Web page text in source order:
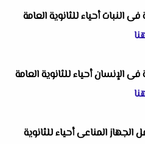
النبات أحياء للثانوية العامة
الإنسان أحياء للثانوية العامة
الجهاز المناعى أحياء للثانوية